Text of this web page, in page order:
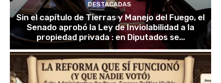
DESTACADAS
Sin el capítulo de Tierras y Manejo del Fuego, el
Senado aprobó la Ley de Inviolabilidad a la
propiedad privada : en Diputados se...